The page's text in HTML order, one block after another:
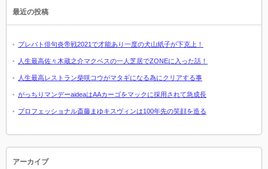
最近の投稿
プレバト俳句炎帝戦2021で才能あり一度の犬山紙子が下克上！
人生最高佐々木蔵之介マクベスの一人芝居でZONEに入った話！
人生最高レストラン柴咲コウがマタギになる為にクリアする事
がっちりマンデーaideaはAAカーゴをマックに採用されて急成長
プロフェッショナル斎藤まゆキスヴィンは100年先の笑顔を造る
アーカイブ